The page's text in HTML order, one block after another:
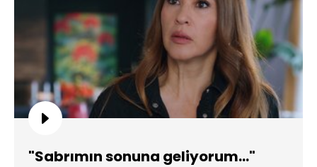
"Sabrımın sonuna geliyorum..."